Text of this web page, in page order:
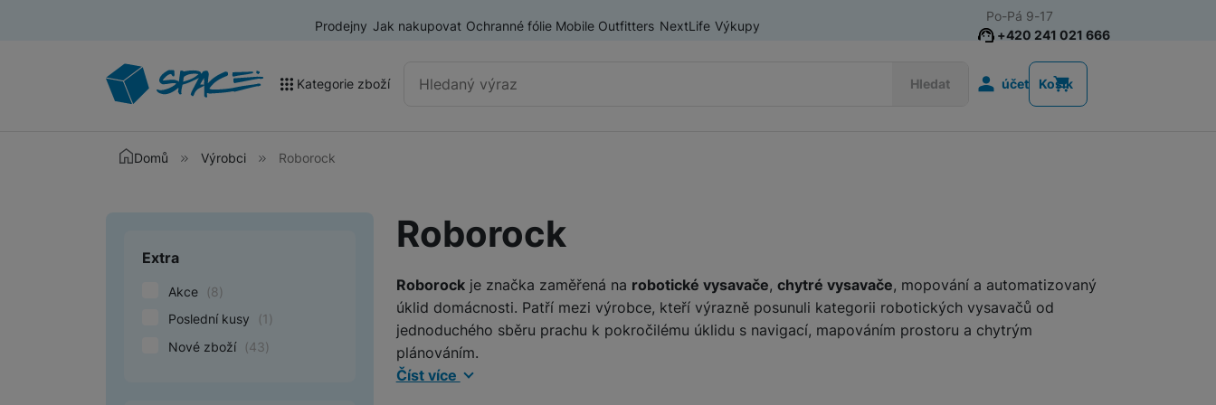
Prodejny Jak nakupovat Ochranné fólie Mobile Outfitters NextLife Výkupy
Vyhledávání Hledat
Kategorie zboží
Akce a výprodej
Nositelná elektronika
Televize
Audio
Příslušenství
Domácí spotřebiče
Mobilní telefony
Televize
Audio
Domácí spotřebiče
+420 241 021 666
Po-Pá 9-17
Uživatelská
účet Košík
Domů Výrobci Roborock
Roborock
Roborockje značka zaměřená na robotické vysavače, chytré vysavače, mopování a automatizovaný
úklid domácnosti. Patří mezi výrobce, kteří výrazně posunuli kategorii robotických vysavačů od
jednoduchého sběru prachu k pokročilému úklidu s navigací, mapováním prostoru a chytrým
plánováním.
Číst více
Upřesnit parametry
Extra
Akce (8)
Poslední kusy
(1 )
Nové zboží (43)